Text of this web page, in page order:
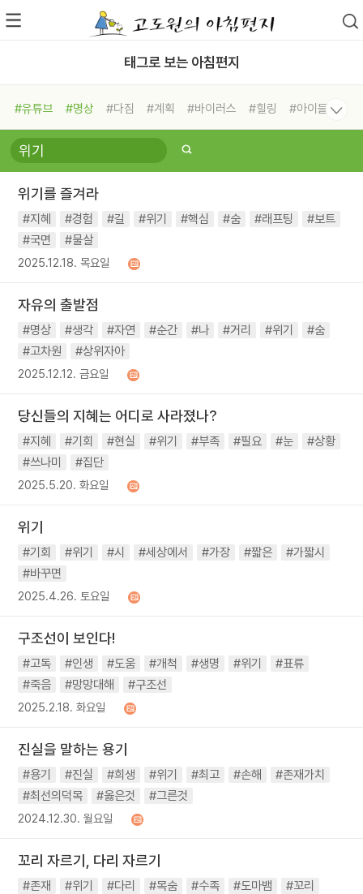
태그로 보는 아침편지
#유튜브 #명상 #다짐 #계획 #바이러스 #힐링
#아이들
#비전캠프
#독서캠프 #삶
#희망
#나눔 #친구 #링컨학교
#독서
#건강 #면역력
위기를 즐겨라
#지혜 #경험 #길 #위기 #핵심 #숨 #래프팅
#보트
#국면
#물살
2025.12.18. 목요일
자유의 출발점
#명상 #생각 #자연 #순간 #나 #거리 #위기
#숨
#고차원
#상위자아
2025.12.12. 금요일
당신들의 지혜는 어디로 사라졌나?
#지혜 #기회 #현실 #위기 #부족 #필요 #눈
#상황
#쓰나미
#집단
2025.5.20. 화요일
위기
#기회 #위기 #시 #세상에서 #가장 #짧은
#가짧시
#바꾸면
2025.4.26. 토요일
구조선이 보인다!
#고독 #인생 #도움 #개척 #생명 #위기
#표류
#죽음
#망망대해 #구조선
2025.2.18. 화요일
진실을 말하는 용기
#용기 #진실 #희생 #위기 #최고 #손해
#존재가치
#최선의덕목
#옳은것 #그른것
2024.12.30. 월요일
꼬리 자르기, 다리 자르기
#존재 #위기 #다리 #목숨 #수족 #도마뱀
#꼬리